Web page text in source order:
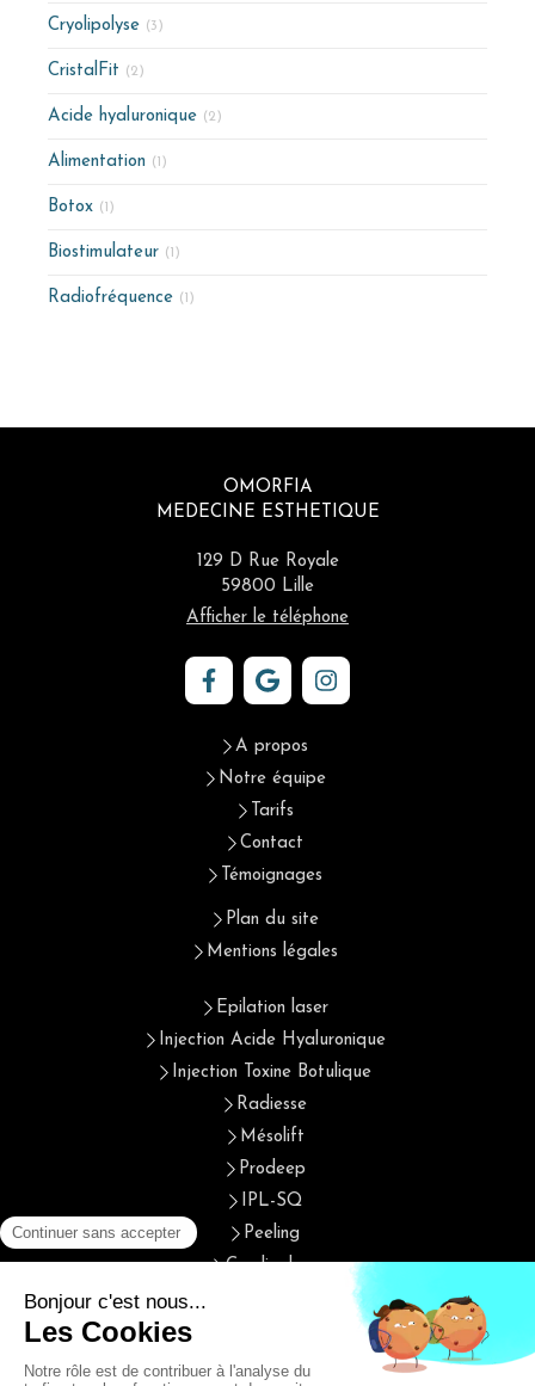
Cryolipolyse (3)
CristalFit (2)
Acide hyaluronique (2)
Alimentation (1)
Botox (1)
Biostimulateur (1)
Radiofréquence (1)
OMORFIA
MEDECINE ESTHETIQUE
129 D Rue Royale
59800 Lille
Afficher le téléphone
A propos
Notre équipe
Tarifs
Contact
Témoignages
Plan du site
Mentions légales
Epilation laser
Injection Acide Hyaluronique
Injection Toxine Botulique
Radiesse
Mésolift
Prodeep
IPL-SQ
Peeling
Cryolipolyse
Photothérapie et biostimulation
Radiofréquence